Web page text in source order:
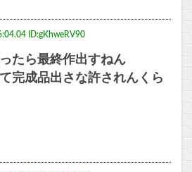
ID:gKhweRV90
たら最終作出すねん
完成品出さな許されんくら